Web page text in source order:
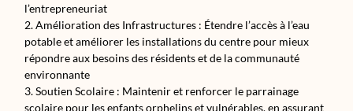
l’entrepreneuriat
2. Amélioration des Infrastructures : Étendre l’accès à l’eau
potable et améliorer les installations du centre pour mieux
répondre aux besoins des résidents et de la communauté
environnante
3. Soutien Scolaire : Maintenir et renforcer le parrainage
scolaire pour les enfants orphelins et vulnérables, en assurant